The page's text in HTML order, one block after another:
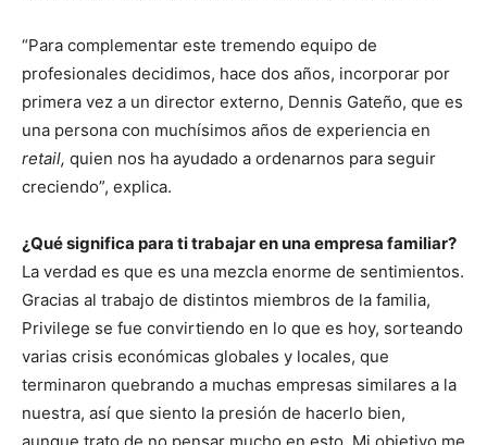
“Para complementar este tremendo equipo de
profesionales decidimos, hace dos años, incorporar por
primera vez a un director externo, Dennis Gateño, que es
una persona con muchísimos años de experiencia en
retail, quien nos ha ayudado a ordenarnos para seguir
creciendo”, explica.
¿Qué significa para ti trabajar en una empresa familiar?
La verdad es que es una mezcla enorme de sentimientos.
Gracias al trabajo de distintos miembros de la familia,
Privilege se fue convirtiendo en lo que es hoy, sorteando
varias crisis económicas globales y locales, que
terminaron quebrando a muchas empresas similares a la
nuestra, así que siento la presión de hacerlo bien,